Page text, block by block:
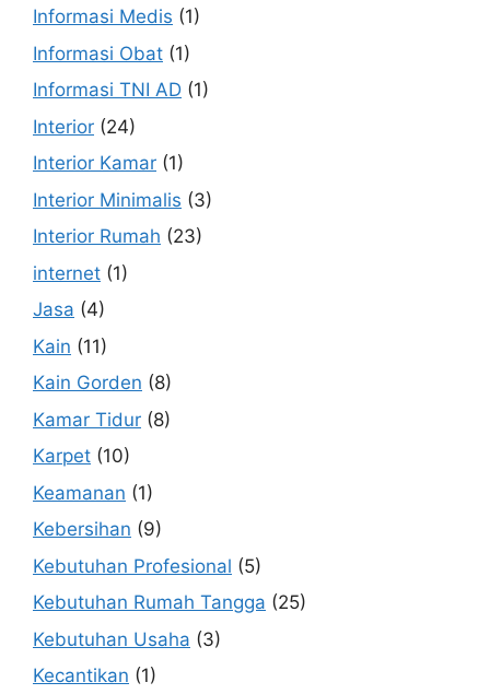
Informasi Medis (1)
Informasi Obat (1)
Informasi TNI AD (1)
Interior (24)
Interior Kamar (1)
Interior Minimalis (3)
Interior Rumah (23)
internet (1)
Jasa (4)
Kain (11)
Kain Gorden (8)
Kamar Tidur (8)
Karpet (10)
Keamanan (1)
Kebersihan (9)
Kebutuhan Profesional (5)
Kebutuhan Rumah Tangga (25)
Kebutuhan Usaha (3)
Kecantikan (1)